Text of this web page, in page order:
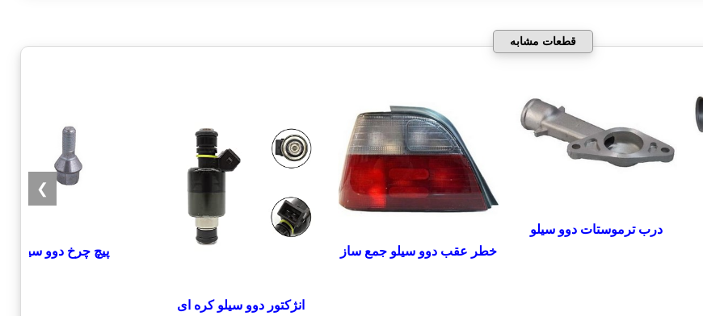
قطعات مشابه
درب ترموستات دوو سیلو
خطر عقب دوو سیلو جمع ساز
انژکتور دوو سیلو کره ای
پیچ چرخ دوو سیلو
❯